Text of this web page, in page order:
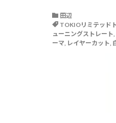
田辺
TOKIOリミテッド
ューニングストレート,
ーマ, レイヤーカット,